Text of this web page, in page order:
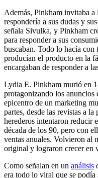
Además, Pinkham invitaba a
respondería a sus dudas y
señala Sivulka, y Pinkham
para responder a sus
buscaban. Todo lo hacía con
producían el producto en la
encargaban de responder a
Lydia E. Pinkham murió en
protagonizando los anuncios
epicentro de un marketing
partes, desde las revistas a
herederos intentaron reducir
década de los 90, pero con
ventas anuales. Volvieron al
original y lograron crecer en
Como señalan en un análisis
era todo lo viral que se podía